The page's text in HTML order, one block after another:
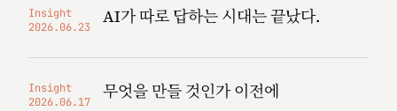
Insight
2026.06.23
AI가 따로 답하는 시대는 끝났다.
Insight
2026.06.17
무엇을 만들 것인가 이전에